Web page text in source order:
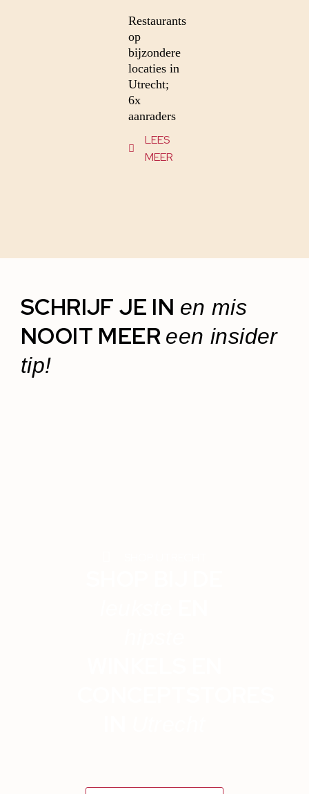
Restaurants
op
bijzondere
locaties in
Utrecht;
6x
aanraders
LEES
MEER
SCHRIJF JE IN en mis
NOOIT MEER een insider
tip!